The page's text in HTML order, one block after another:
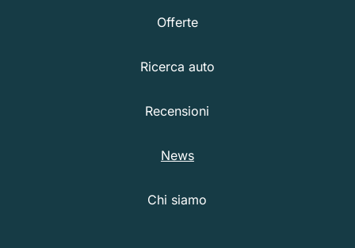
Offerte
Ricerca auto
Recensioni
News
Chi siamo